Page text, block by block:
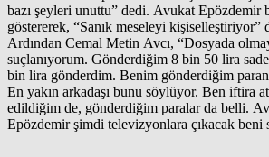
bazı şeyleri unuttu” dedi. Avukat Epözdemir
göstererek, “Sanık meseleyi kişiselleştiriyor”
Ardından Cemal Metin Avcı, “Dosyada
suçlanıyorum. Gönderdiğim 8 bin 50 lira
bin lira gönderdim. Benim gönderdiğim
En yakın arkadaşı bunu söylüyor. Ben iftira
edildiğim de, gönderdiğim paralar da belli.
Epözdemir şimdi televizyonlara çıkacak beni